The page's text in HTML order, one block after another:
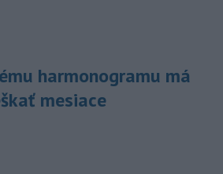
harmonogramu má
mesiace